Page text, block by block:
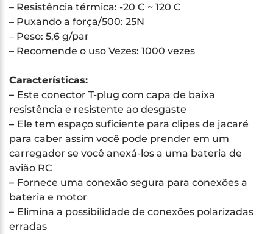
– Resistência térmica: -20 C ~ 120 C
– Puxando a força/500: 25N
– Peso: 5,6 g/par
– Recomende o uso Vezes: 1000 vezes
Características:
– Este conector T-plug com capa de baixa
resistência e resistente ao desgaste
– Ele tem espaço suficiente para clipes de jacaré
para caber assim você pode prender em um
carregador se você anexá-los a uma bateria de
avião RC
– Fornece uma conexão segura para conexões a
bateria e motor
– Elimina a possibilidade de conexões polarizadas
erradas